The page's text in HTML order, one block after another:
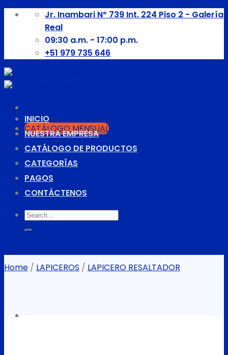
Skip
content
Jr. Inambari Nº 739 Int. 224 Piso 2 - Galería
Real
09:30 a.m. - 17:00 p.m.
+51 979 735 646
CATÁLOGO MENSUAL
INICIO
NUESTRA EMPRESA
CATÁLOGO DE PRODUCTOS
CATEGORÍAS
PAGOS
CONTÁCTENOS
Search
for:
Home / LAPICEROS / LAPICERO RESALTADOR